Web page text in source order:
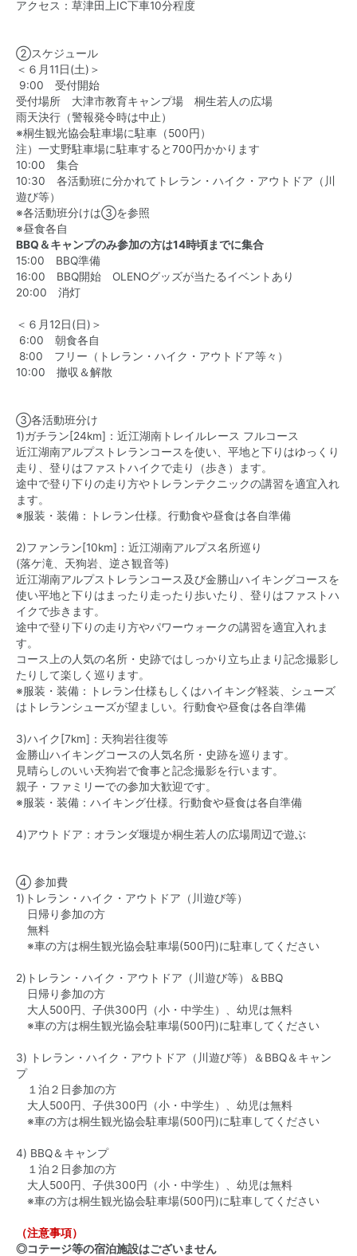
アクセス：草津田上IC下車10分程度
②スケジュール
＜６月11日(土)＞
9:00 受付開始
受付場所 大津市教育キャンプ場 桐生若人の広場
雨天決行（警報発令時は中止）
※桐生観光協会駐車場に駐車（500円）
注）一丈野駐車場に駐車すると700円かかります
10:00 集合
10:30 各活動班に分かれてトレラン・ハイク・アウトドア（川
遊び等）
※各活動班分けは③を参照
※昼食各自
BBQ＆キャンプのみ参加の方は14時頃までに集合
15:00 BBQ準備
16:00 BBQ開始 OLENOグッズが当たるイベントあり
20:00 消灯
＜６月12日(日)＞
6:00 朝食各自
8:00 フリー（トレラン・ハイク・アウトドア等々）
10:00 撤収＆解散
③各活動班分け
1)ガチラン[24km]：近江湖南トレイルレース フルコース
近江湖南アルプストレランコースを使い、平地と下りはゆっくり
走り、登りはファストハイクで走り（歩き）ます。
途中で登り下りの走り方やトレランテクニックの講習を適宜入れ
ます。
※服装・装備：トレラン仕様。行動食や昼食は各自準備
2)ファンラン[10km]：近江湖南アルプス名所巡り
(落ケ滝、天狗岩、逆さ観音等)
近江湖南アルプストレランコース及び金勝山ハイキングコースを
使い平地と下りはまったり走ったり歩いたり、登りはファストハ
イクで歩きます。
途中で登り下りの走り方やパワーウォークの講習を適宜入れま
す。
コース上の人気の名所・史跡ではしっかり立ち止まり記念撮影し
たりして楽しく巡ります。
※服装・装備：トレラン仕様もしくはハイキング軽装、シューズ
はトレランシューズが望ましい。行動食や昼食は各自準備
3)ハイク[7km]：天狗岩往復等
金勝山ハイキングコースの人気名所・史跡を巡ります。
見晴らしのいい天狗岩で食事と記念撮影を行います。
親子・ファミリーでの参加大歓迎です。
※服装・装備：ハイキング仕様。行動食や昼食は各自準備
4)アウトドア：オランダ堰堤か桐生若人の広場周辺で遊ぶ
④ 参加費
1)トレラン・ハイク・アウトドア（川遊び等）
日帰り参加の方
無料
※車の方は桐生観光協会駐車場(500円)に駐車してください
2)トレラン・ハイク・アウトドア（川遊び等）＆BBQ
日帰り参加の方
大人500円、子供300円（小・中学生）、幼児は無料
※車の方は桐生観光協会駐車場(500円)に駐車してください
3) トレラン・ハイク・アウトドア（川遊び等）＆BBQ＆キャン
プ
１泊２日参加の方
大人500円、子供300円（小・中学生）、幼児は無料
※車の方は桐生観光協会駐車場(500円)に駐車してください
4) BBQ＆キャンプ
１泊２日参加の方
大人500円、子供300円（小・中学生）、幼児は無料
※車の方は桐生観光協会駐車場(500円)に駐車してください
（注意事項）
◎コテージ等の宿泊施設はございません